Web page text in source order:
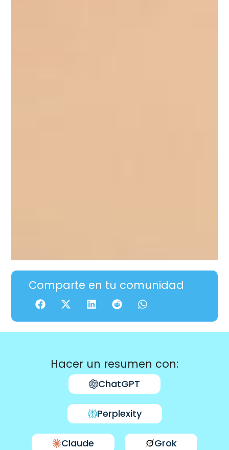
Comparte en tu comunidad
Hacer un resumen con:
ChatGPT
Perplexity
Claude Grok